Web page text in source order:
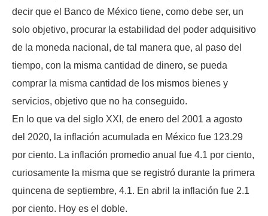
decir que el Banco de México tiene, como debe ser, un
solo objetivo, procurar la estabilidad del poder adquisitivo
de la moneda nacional, de tal manera que, al paso del
tiempo, con la misma cantidad de dinero, se pueda
comprar la misma cantidad de los mismos bienes y
servicios, objetivo que no ha conseguido.
En lo que va del siglo XXI, de enero del 2001 a agosto
del 2020, la inflación acumulada en México fue 123.29
por ciento. La inflación promedio anual fue 4.1 por ciento,
curiosamente la misma que se registró durante la primera
quincena de septiembre, 4.1. En abril la inflación fue 2.1
por ciento. Hoy es el doble.